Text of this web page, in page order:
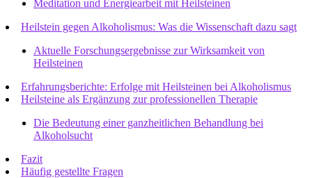
Meditation und Energiearbeit mit Heilsteinen
Heilstein gegen Alkoholismus: Was die Wissenschaft dazu sagt
Aktuelle Forschungsergebnisse zur Wirksamkeit von
Heilsteinen
Erfahrungsberichte: Erfolge mit Heilsteinen bei Alkoholismus
Heilsteine als Ergänzung zur professionellen Therapie
Die Bedeutung einer ganzheitlichen Behandlung bei
Alkoholsucht
Fazit
Häufig gestellte Fragen